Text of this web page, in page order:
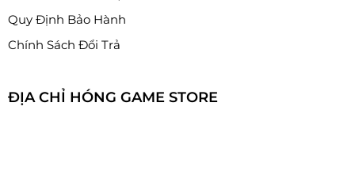
Quy Định Bảo Hành
Chính Sách Đổi Trả
ĐỊA CHỈ HÓNG GAME STORE